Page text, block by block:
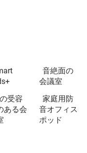
音絶面の
会議室
受容
ある会
家庭用防
音オフィス
ポッド